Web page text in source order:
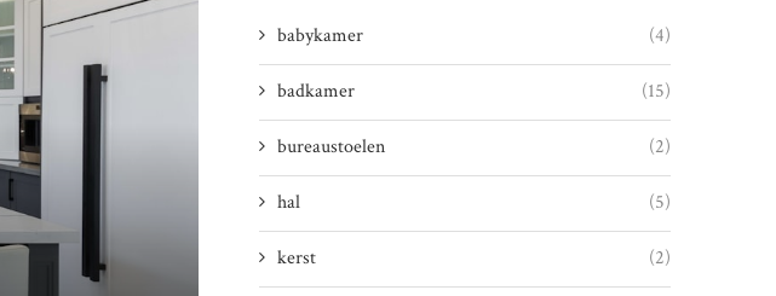
babykamer (4)
badkamer (15)
bureaustoelen (2)
hal (5)
kerst (2)